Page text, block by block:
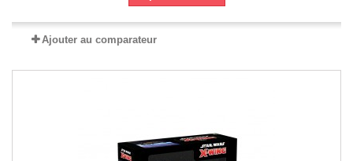
Ajouter au comparateur